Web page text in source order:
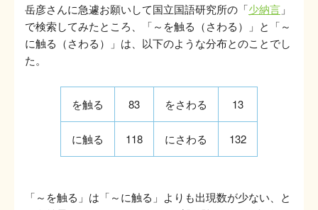
岳彦さんに急遽お願いして国立国語研究所の「少納言 」
で検索してみたところ、「～を触る（さわる）」と「～
に触る（さわる）」は、以下のような分布とのことでし
た。
を触る 83 をさわる 13
に触る 118 にさわる 132
「～を触る」は「～に触る」よりも出現数が少ない、と